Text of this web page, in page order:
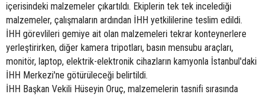
içerisindeki malzemeler çıkartıldı. Ekiplerin tek tek incelediği
malzemeler, çalışmaların ardından İHH yetkililerine teslim edildi.
İHH görevlileri gemiye ait olan malzemeleri tekrar konteynerlere
yerleştirirken, diğer kamera tripotları, basın mensubu araçları,
monitör, laptop, elektrik-elektronik cihazların kamyonla İstanbul'daki
İHH Merkezi'ne götürüleceği belirtildi.
İHH Başkan Vekili Hüseyin Oruç, malzemelerin tasnifi sırasında